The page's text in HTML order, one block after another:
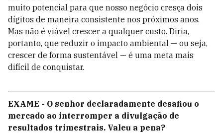
muito potencial para que nosso negócio cresça dois
dígitos de maneira consistente nos próximos anos.
Mas não é viável crescer a qualquer custo. Diria,
portanto, que reduzir o impacto ambiental — ou seja,
crescer de forma sustentável — é uma meta mais
difícil de conquistar.
EXAME - O senhor declaradamente desafiou o
mercado ao interromper a divulgação de
resultados trimestrais. Valeu a pena?